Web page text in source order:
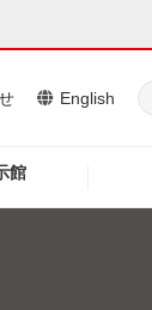
館
English